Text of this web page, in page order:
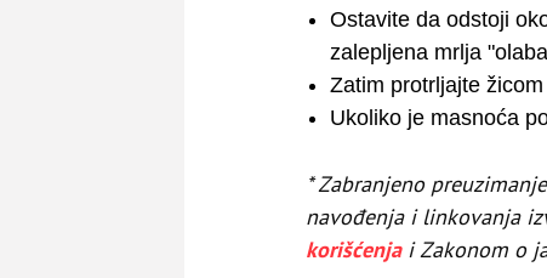
Ostavite da odstoji
zalepljena mrlja
Zatim protrljajte
Ukoliko je masnoća
* Zabranjeno
navođenja i linkovanja
korišćenja​​​​​​​i Zakonom o